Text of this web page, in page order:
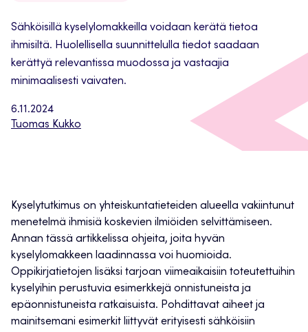
6.11.2024
Tuomas Kukko
Sähköisillä kyselylomakkeilla voidaan kerätä tietoa
ihmisiltä. Huolellisella suunnittelulla tiedot saadaan
kerättyä relevantissa muodossa ja vastaajia
minimaalisesti vaivaten.
Kyselytutkimus on yhteiskuntatieteiden alueella vakiintunut
menetelmä ihmisiä koskevien ilmiöiden selvittämiseen.
Annan tässä artikkelissa ohjeita, joita hyvän
kyselylomakkeen laadinnassa voi huomioida.
Oppikirjatietojen lisäksi tarjoan viimeaikaisiin toteutettuihin
kyselyihin perustuvia esimerkkejä onnistuneista ja
epäonnistuneista ratkaisuista. Pohdittavat aiheet ja
mainitsemani esimerkit liittyvät erityisesti sähköisiin